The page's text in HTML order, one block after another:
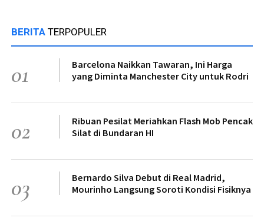
BERITA TERPOPULER
01
Barcelona Naikkan Tawaran, Ini Harga
yang Diminta Manchester City untuk Rodri
02
Ribuan Pesilat Meriahkan Flash Mob Pencak
Silat di Bundaran HI
03
Bernardo Silva Debut di Real Madrid,
Mourinho Langsung Soroti Kondisi Fisiknya